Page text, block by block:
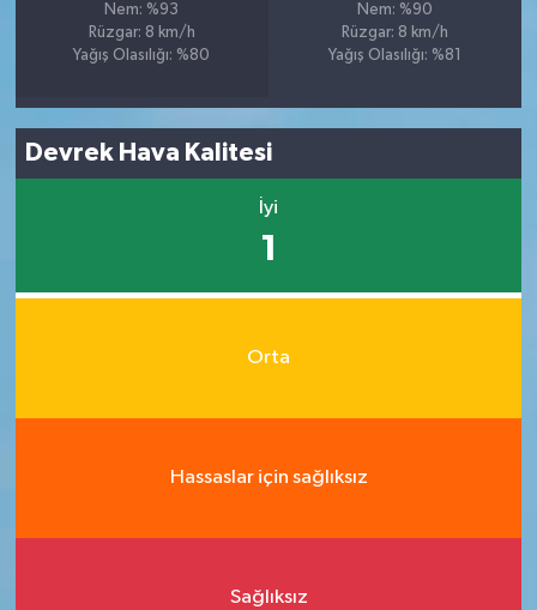
Nem: %93
Rüzgar: 8 km/h
Yağış Olasılığı: %80
Nem: %90
Rüzgar: 8 km/h
Yağış Olasılığı: %81
Devrek Hava Kalitesi
İyi
1
Orta
Hassaslar için sağlıksız
Sağlıksız